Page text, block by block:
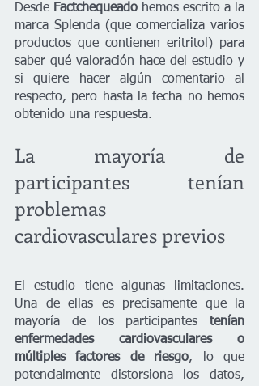
Desde Factchequeado hemos escrito a la
marca Splenda (que comercializa varios
productos que contienen eritritol) para
saber qué valoración hace del estudio y
si quiere hacer algún comentario al
respecto, pero hasta la fecha no hemos
obtenido una respuesta.
La mayoría de
participantes tenían
problemas
cardiovasculares previos
El estudio tiene algunas limitaciones.
Una de ellas es precisamente que la
mayoría de los participantes tenían
enfermedades cardiovasculares o
múltiples factores de riesgo, lo que
potencialmente distorsiona los datos,